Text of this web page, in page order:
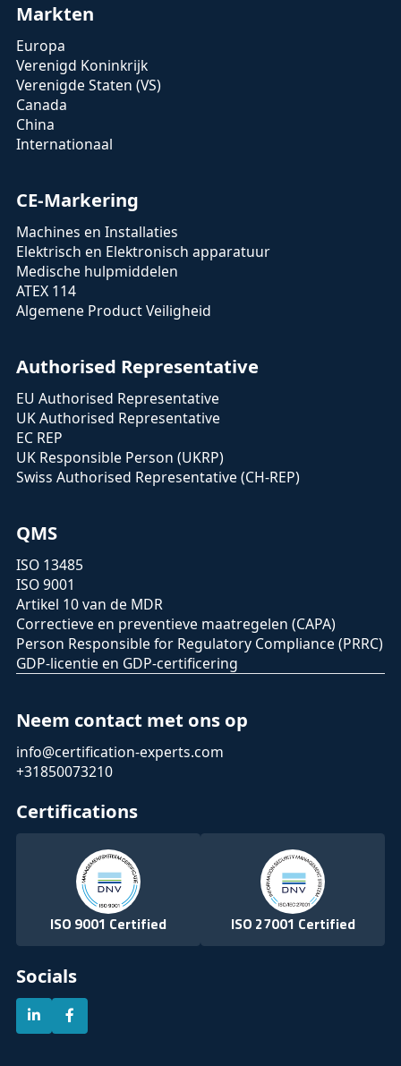
voortdurende maatschappelijke
veranderingen die van invloed zijn op de
veiligheid van consumentenproducten. Het
past zich aan aan de toenemende
digitalisering, technologische vooruitgang
en mondiale toeleveringsketens. Het doel is
zowel offline als online, te waarborgen.
De verordening bereikt dit door:
Rekening te houden met factoren zoals
productevolutie en onderlinge
verbondenheid in
Het verbeteren van de
tussen online en offline verkoop.
Implementing specific safety
requirements for online marketplaces
to protect consumers from hazardous
de EU worden geïmporteerd om een
operator in de EU te hebben.
Het versterken van nationale
autoriteiten met verbeterde
handhavingsmogelijkheden.
productterugroepingen door
rechtstreeks contact met consumenten
te vergemakkelijken en
gestandaardiseerde
Opmerkelijk is dat de Richtlijnen 87/357/EEG
en 2001/95/EG worden ingetrokken en niet
langer van kracht zijn vanaf 13 december
2024.
Markten
Europa
Verenigd Koninkrijk
Verenigde Staten (VS)
Canada
China
Internationaal
CE-Markering
Machines en Installaties
Elektrisch en Elektronisch apparatuur
Medische hulpmiddelen
ATEX 114
Algemene Product Veiligheid
Authorised Representative
EU Authorised Representative
UK Authorised Representative
EC REP
UK Responsible Person (UKRP)
Swiss Authorised Representative (CH-REP)
QMS
ISO 13485
ISO 9001
Artikel 10 van de MDR
Correctieve en preventieve maatregelen (CAPA)
Person Responsible for Regulatory Compliance (PRRC)
GDP-licentie en GDP-certificering
Neem contact met ons op
info@certification-experts.com
+31850073210
Certifications
ISO 9001 Certified ISO 27001 Certified
Socials